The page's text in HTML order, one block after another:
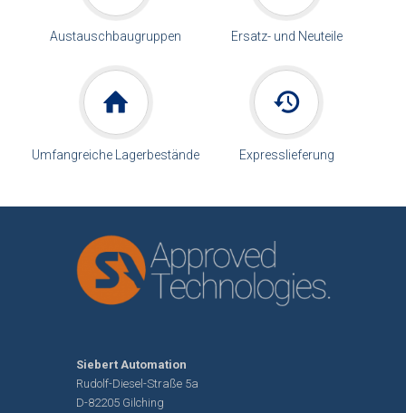
Austauschbaugruppen Ersatz- und Neuteile
Umfangreiche Lagerbestände Expresslieferung
Siebert Automation
Rudolf-Diesel-Straße 5a
D-82205 Gilching